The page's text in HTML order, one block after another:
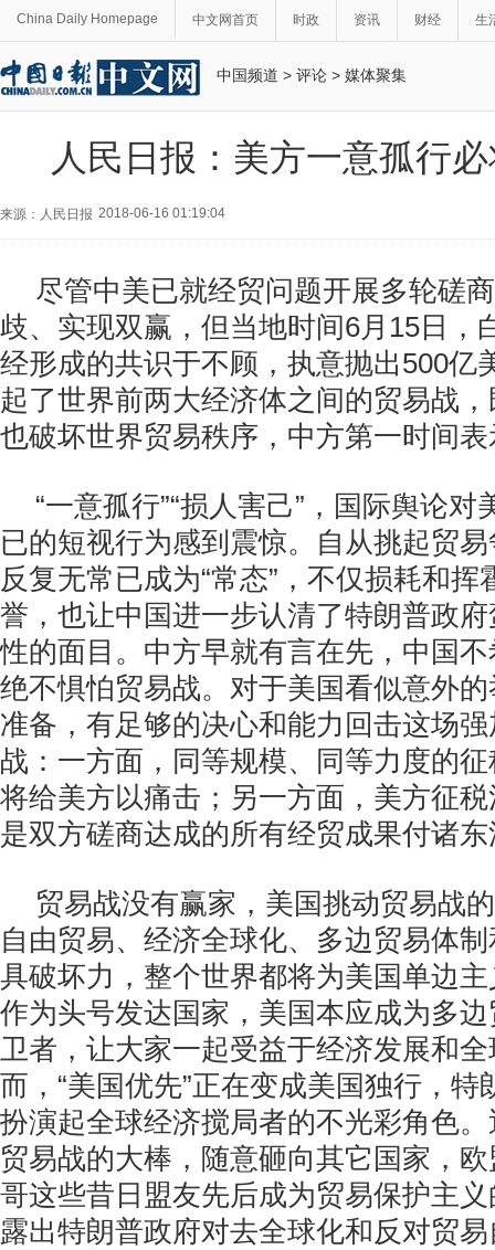
China Daily Homepage 中文网首页 时政 资讯 财经 生
中国频道 > 评论 > 媒体聚集
人民日报：美方一意孤行
来源：人民日报 2018-06-16 01:19:04
尽管中美已就经贸问题开展多轮磋
歧、实现双赢，但当地时间6月15日，
经形成的共识于不顾，执意抛出500亿
起了世界前两大经济体之间的贸易战
也破坏世界贸易秩序，中方第一时间
“一意孤行”“损人害己”，国际舆论
已的短视行为感到震惊。自从挑起贸
反复无常已成为“常态”，不仅损耗和
誉，也让中国进一步认清了特朗普政
性的面目。中方早就有言在先，中国
绝不惧怕贸易战。对于美国看似意外
准备，有足够的决心和能力回击这场
战：一方面，同等规模、同等力度的
将给美方以痛击；另一方面，美方征
是双方磋商达成的所有经贸成果付诸
贸易战没有赢家，美国挑动贸易战
自由贸易、经济全球化、多边贸易体
具破坏力，整个世界都将为美国单边
作为头号发达国家，美国本应成为多
卫者，让大家一起受益于经济发展和
而，“美国优先”正在变成美国独行，特
扮演起全球经济搅局者的不光彩角色
贸易战的大棒，随意砸向其它国家，
哥这些昔日盟友先后成为贸易保护主
露出特朗普政府对去全球化和反对贸